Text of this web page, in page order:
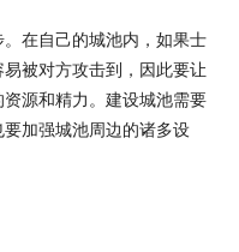
在自己的城池内，如果士
被对方攻击到，因此要让
源和精力。建设城池需要
加强城池周边的诸多设